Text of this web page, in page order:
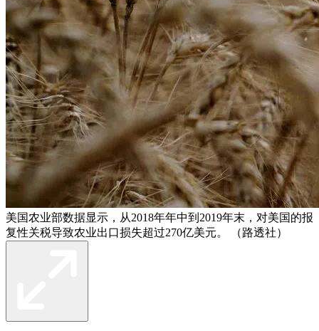
美国农业部数据显示，从2018年年中到2019年末，对美国的报
复性关税导致农业出口损失超过270亿美元。 （路透社）